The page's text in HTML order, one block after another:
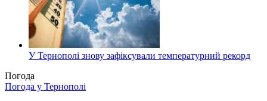
У Тернополі знову зафіксували температурний рекорд
Погода
Погода у Тернополі